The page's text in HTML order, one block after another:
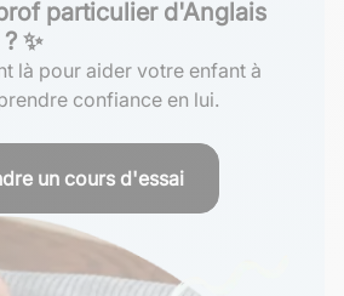
particulier d'Anglais
✨
là pour aider votre enfant à
confiance en lui.
un cours d'essai